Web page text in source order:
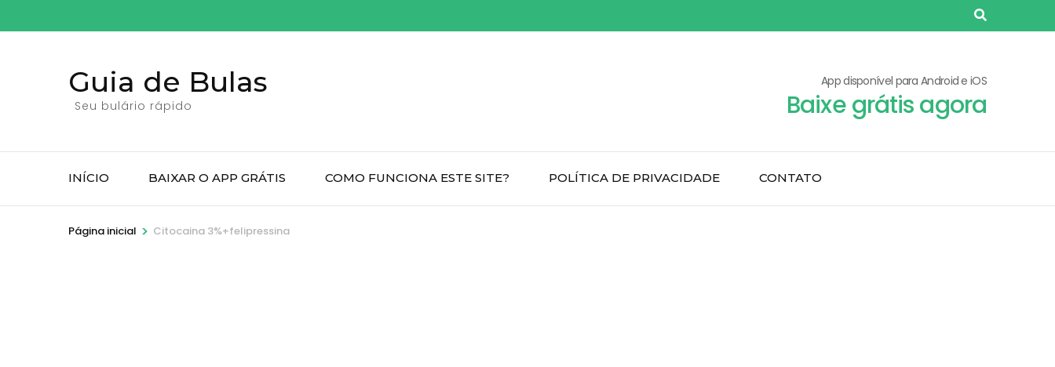
para
Guia de Bulas
Seu bulário rápido
App disponível para Android e iOS
Baixe grátis agora
INÍCIO BAIXAR O APP GRÁTIS COMO FUNCIONA ESTE SITE? POLÍTICA DE PRIVACIDADE CONTATO
Página inicial > Citocaina 3%+felipressina